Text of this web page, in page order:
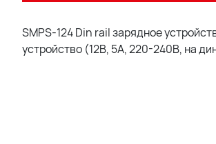
SMPS-124 Din rail зарядное
устройство (12В, 5А, 220-240В, на